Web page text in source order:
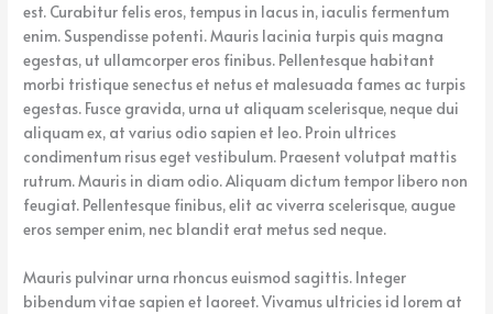
est. Curabitur felis eros, tempus in lacus in, iaculis fermentum
enim. Suspendisse potenti. Mauris lacinia turpis quis magna
egestas, ut ullamcorper eros finibus. Pellentesque habitant
morbi tristique senectus et netus et malesuada fames ac turpis
egestas. Fusce gravida, urna ut aliquam scelerisque, neque dui
aliquam ex, at varius odio sapien et leo. Proin ultrices
condimentum risus eget vestibulum. Praesent volutpat mattis
rutrum. Mauris in diam odio. Aliquam dictum tempor libero non
feugiat. Pellentesque finibus, elit ac viverra scelerisque, augue
eros semper enim, nec blandit erat metus sed neque.
Mauris pulvinar urna rhoncus euismod sagittis. Integer
bibendum vitae sapien et laoreet. Vivamus ultricies id lorem at